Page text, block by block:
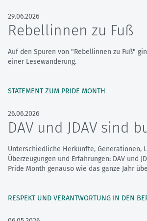
29.06.2026
Rebellinnen zu Fuß
Auf den Spuren von "Rebellinnen zu Fuß"
einer Lesewanderung.
STATEMENT ZUM PRIDE MONTH
26.06.2026
DAV und JDAV sind
Unterschiedliche Herkünfte, Generationen,
Überzeugungen und Erfahrungen: DAV und
Pride Month genauso wie das ganze Jahr
RESPEKT UND VERANTWORTUNG IN DEN